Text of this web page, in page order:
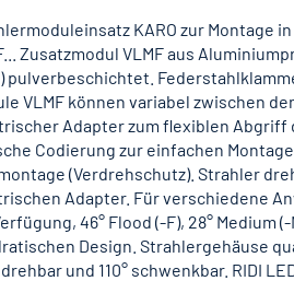
KARO zur Montage
Zusatzmodul VLMF aus
pulverbeschichtet.
VLMF können variabel zwischen
Adapter zum flexiblen Abgriff
Codierung zur einfachen
(Verdrehschutz). Strahler
Adapter. Für verschiedene
46° Flood (-F), 28° Medium
Design. Strahlergehäuse
drehbar und 110° schwenkbar. RIDI